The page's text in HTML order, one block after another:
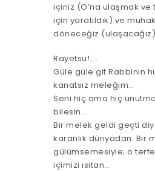
içiniz (O’na ulaşmak
için yaratıldık) ve
döneceğiz
Rayetsu!….
Güle güle git Rabbinin
kanatsız meleğim…
Seni hiç ama hiç
bilesin…
Bir melek geldi geçti
karanlık dünyadan. Bir
gülümsemesiyle; o
içimizi ısıtan…